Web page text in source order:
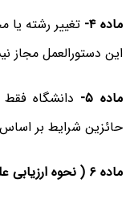
ماده ۴-
تغییر رشته
این دستورالعمل مجاز
ماده ۵-
دانشگاه
حائزین شرایط بر اساس
ماده ۶ ( نحوه ارزیابی علمی و پذیرش):